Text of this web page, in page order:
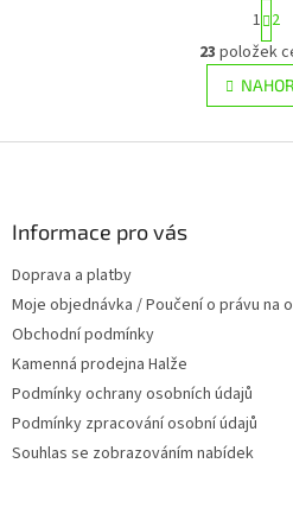
O
v
l
á
y
t
r
á
n
k
v
1 2
23 položek
Informace pro vás
Doprava a platby
Moje objednávka / Poučení o právu na
Obchodní podmínky
Kamenná prodejna Halže
Podmínky ochrany osobních údajů
Podmínky zpracování osobní údajů
Souhlas se zobrazováním nabídek